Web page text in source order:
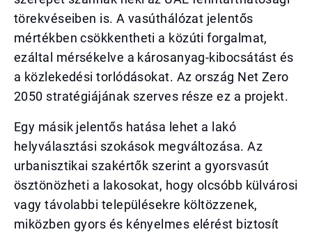
törekvéseiben is. A vasúthálózat jelentős
mértékben csökkentheti a közúti forgalmat,
ezáltal mérsékelve a károsanyag-kibocsátást és
a közlekedési torlódásokat. Az ország Net Zero
2050 stratégiájának szerves része ez a projekt.
Egy másik jelentős hatása lehet a lakó
helyválasztási szokások megváltozása. Az
urbanisztikai szakértők szerint a gyorsvasút
ösztönözheti a lakosokat, hogy olcsóbb külvárosi
vagy távolabbi településekre költözzenek,
miközben gyors és kényelmes elérést biztosít